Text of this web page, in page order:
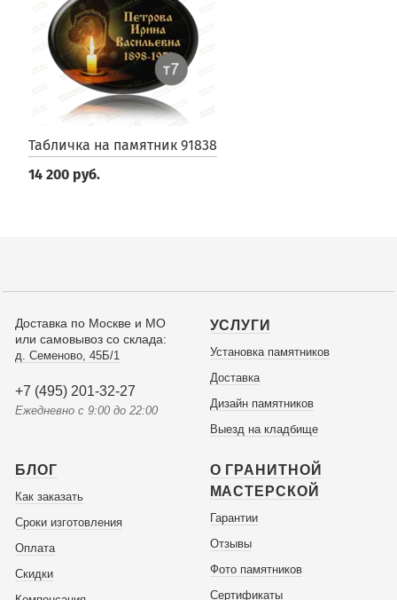
Табличка на памятник 91838
14 200 руб.
Доставка по Москве и МО
или самовывоз со склада:
д. Семеново, 45Б/1
+7 (495) 201-32-27
Ежедневно с 9:00 до 22:00
УСЛУГИ
Установка памятников
Доставка
Дизайн памятников
Выезд на кладбище
БЛОГ
Как заказать
Сроки изготовления
Оплата
Скидки
О ГРАНИТНОЙ
МАСТЕРСКОЙ
Гарантии
Отзывы
Фото памятников
Сертификаты